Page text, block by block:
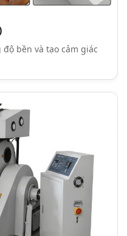
bền và tạo cảm giác